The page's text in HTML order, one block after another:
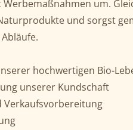
um.
und sorgst
hochwertigen Bio-
unserer Kundschaft
Verkaufsvorbereitung